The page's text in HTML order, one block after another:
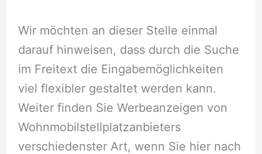
Wir möchten an dieser Stelle einmal
darauf hinweisen, dass durch die Suche
im Freitext die Eingabemöglichkeiten
viel flexibler gestaltet werden kann.
Weiter finden Sie Werbeanzeigen von
Wohnmobilstellplatzanbieters
verschiedenster Art, wenn Sie hier nach